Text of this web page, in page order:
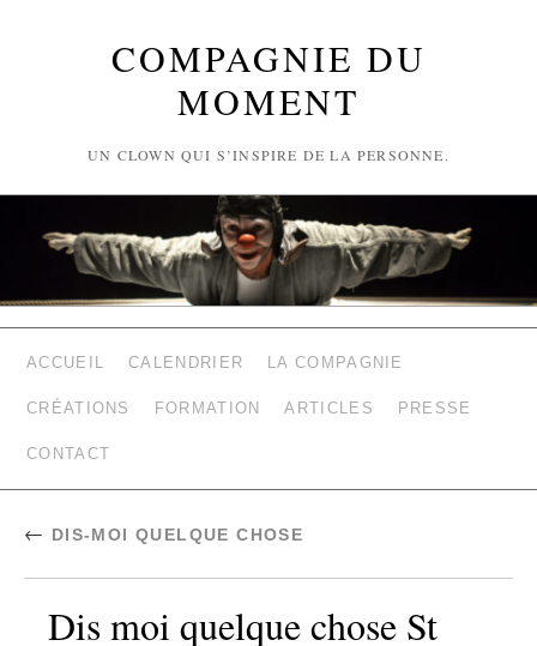
COMPAGNIE DU
MOMENT
UN CLOWN QUI S’INSPIRE DE LA PERSONNE.
ACCUEIL CALENDRIER LA COMPAGNIE
CRÉATIONS FORMATION ARTICLES PRESSE
CONTACT
← DIS-MOI QUELQUE CHOSE
Dis moi quelque chose St